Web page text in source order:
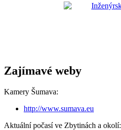
Zajímavé weby
Kamery Šumava:
http://www.sumava.eu
Aktuální počasí ve Zbytinách a okolí: